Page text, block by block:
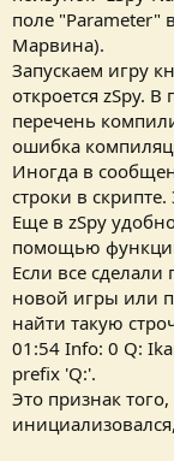
поле "Parameter"
Марвина).
Запускаем игру
откроется zSpy.
перечень
ошибка
Иногда в
строки в
Еще в zSpy
помощью
Если все сделали
новой игры или
найти такую
01:54 Info: 0 Q:
prefix 'Q:'.
Это признак